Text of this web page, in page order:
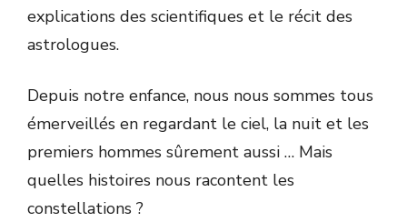
explications des scientifiques et le récit des
astrologues.
Depuis notre enfance, nous nous sommes tous
émerveillés en regardant le ciel, la nuit et les
premiers hommes sûrement aussi … Mais
quelles histoires nous racontent les
constellations ?